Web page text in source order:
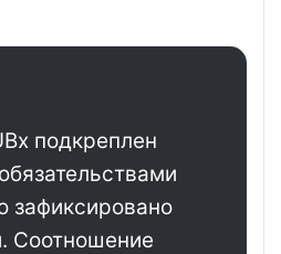
подкреплен
зафиксировано
Соотношение